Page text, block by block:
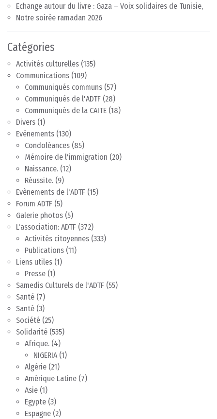
Echange autour du livre : Gaza – Voix solidaires de Tunisie,
Notre soirée ramadan 2026
Catégories
Activités culturelles (135)
Communications (109)
Communiqués communs (57)
Communiqués de l'ADTF (28)
Communiqués de la CAITE (18)
Divers (1)
Evénements (130)
Condoléances (85)
Mémoire de l'immigration (20)
Naissance. (12)
Réussite. (9)
Evènements de l'ADTF (15)
Forum ADTF (5)
Galerie photos (5)
L'association: ADTF (372)
Activités citoyennes (333)
Publications (11)
Liens utiles (1)
Presse (1)
Samedis Culturels de l'ADTF (55)
Santé (7)
Santé (3)
Société (25)
Solidarité (535)
Afrique. (4)
NIGERIA(1)
Algérie (21)
Amérique Latine (7)
Asie (1)
Egypte (3)
Espagne (2)